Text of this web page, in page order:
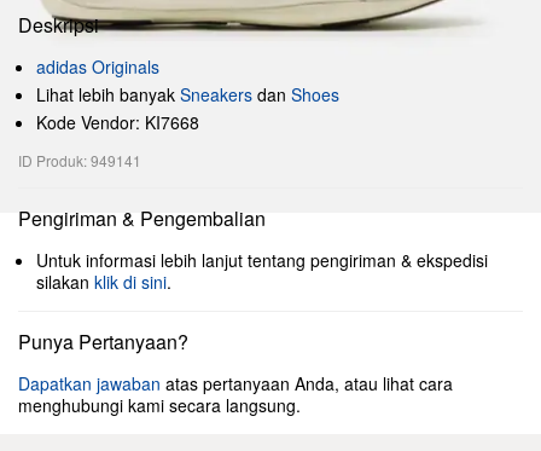
Deskripsi
adidas Originals
Lihat lebih banyak Sneakers dan Shoes
Kode Vendor: KI7668
ID Produk: 949141
Pengiriman & Pengembalian
Untuk informasi lebih lanjut tentang pengiriman & ekspedisi
silakan klik di sini.
Punya Pertanyaan?
Dapatkan jawaban atas pertanyaan Anda, atau lihat cara
menghubungi kami secara langsung.